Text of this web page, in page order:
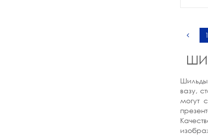
1
вазу,
могут